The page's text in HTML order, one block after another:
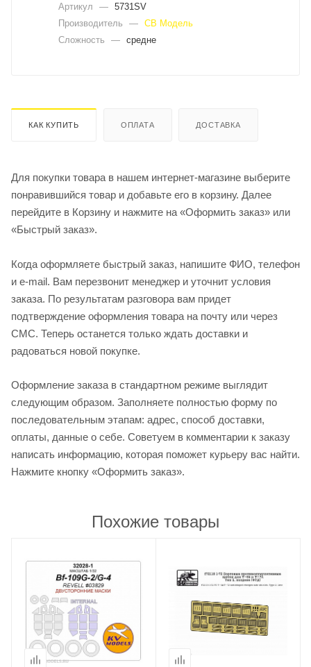
Артикул — 5731SV
Производитель
— СВ Модель
Сложность
— средне
КАК КУПИТЬ ОПЛАТА ДОСТАВКА
Для покупки товара в нашем интернет-магазине выберите
понравившийся товар и добавьте его в корзину. Далее
перейдите в Корзину и нажмите на «Оформить заказ» или
«Быстрый заказ».
Когда оформляете быстрый заказ, напишите ФИО, телефон
и e-mail. Вам перезвонит менеджер и уточнит условия
заказа. По результатам разговора вам придет
подтверждение оформления товара на почту или через
СМС. Теперь останется только ждать доставки и
радоваться новой покупке.
Оформление заказа в стандартном режиме выглядит
следующим образом. Заполняете полностью форму по
последовательным этапам: адрес, способ доставки,
оплаты, данные о себе. Советуем в комментарии к заказу
написать информацию, которая поможет курьеру вас найти.
Нажмите кнопку «Оформить заказ».
Похожие товары